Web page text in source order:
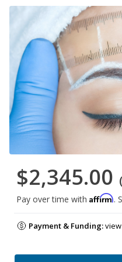
$2,345.00
Pay over time with Affirm.
Payment & Funding: